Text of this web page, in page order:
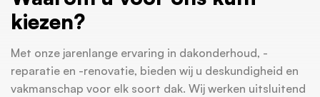
kiezen?
Met onze jarenlange ervaring in dakonderhoud, -
reparatie en -renovatie, bieden wij u deskundigheid en
vakmanschap voor elk soort dak. Wij werken uitsluitend